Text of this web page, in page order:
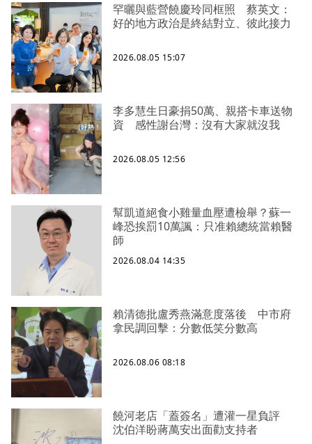
罕曬與藍營饒慶玲同框照 蔡英文：
好的地方政治是終結對立、彼此接力
2026.08.05 15:07
李多慧生日豪捐50萬、親搭卡車送物
資 感性謝台灣：沒有大家就沒我
2026.08.05 12:56
幫凱道絕食小雞量血壓遭檢舉？蘇一
峰恐挨罰10萬諷：只准賴總統當賴醫
師
2026.08.04 14:35
賴清德批盧秀燕滿意度落後 中市府
拿民調回擊：分數低笑分數高
2026.08.06 08:18
饒河老店「蓋簽名」遭灌一星負評
沈伯洋盼蔣萬安出面勸支持者